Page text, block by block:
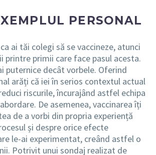
PERSONAL
ai tăi colegi să se vaccineze, atunci
printre primii care face pasul acesta.
puternice decât vorbele. Oferind
arăți că iei în serios contextul actual
riscurile, încurajând astfel echipa
De asemenea, vaccinarea îți
de a vorbi din propria experiență
și despre orice efecte
le-ai experimentat, creând astfel o
Potrivit unui sondaj realizat de